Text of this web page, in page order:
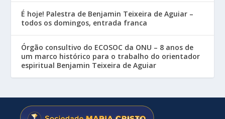
É hoje! Palestra de Benjamin Teixeira de Aguiar –
todos os domingos, entrada franca
Órgão consultivo do ECOSOC da ONU – 8 anos de
um marco histórico para o trabalho do orientador
espiritual Benjamin Teixeira de Aguiar